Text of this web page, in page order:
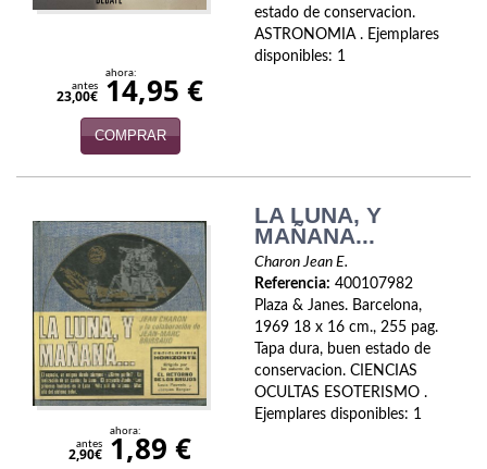
estado de conservacion.
ASTRONOMIA . Ejemplares
disponibles: 1
antes
23,00€
ahora:
14,95 €
COMPRAR
LA LUNA, Y
MAÑANA...
Charon Jean E.
Referencia: 400107982
Plaza & Janes. Barcelona,
1969 18 x 16 cm., 255 pag.
Tapa dura, buen estado de
conservacion. CIENCIAS
OCULTAS ESOTERISMO .
Ejemplares disponibles: 1
antes
2,90€
ahora:
1,89 €